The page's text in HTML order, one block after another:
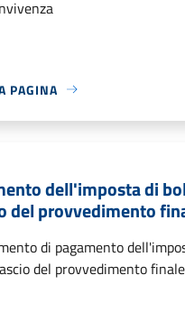
PAGINA
dell'imposta di
del provvedimento
di pagamento
del provvedimento finale